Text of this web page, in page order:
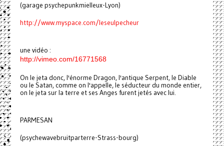
(garage psychepunkmielleux-Lyon)
http://www.myspace.com/leseulpecheur
une vidéo :
http://vimeo.com/16771568
On le jeta donc, l'énorme Dragon, l'antique Serpent, le Diable
ou le Satan, comme on l'appelle, le séducteur du monde entier,
on le jeta sur la terre et ses Anges furent jetés avec lui.
PARMESAN
(psychewavebruitparterre-Strass-bourg)